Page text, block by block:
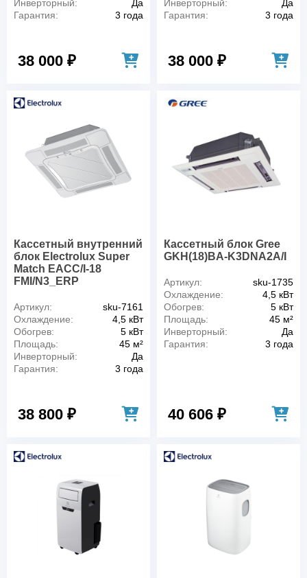
Инверторный:
Да
Гарантия:
3 года
38 000 ₽
Инверторный:
Да
Гарантия:
3 года
38 000 ₽
Кассетный внутренний
блок Electrolux Super
Match EACC/I-18
FMI/N3_ERP
Артикул:
sku-7161
Охлаждение:
4,5 кВт
Обогрев:
5 кВт
Площадь:
45 м²
Инверторный:
Да
Гарантия:
3 года
38 800 ₽
Кассетный блок Gree
GKH(18)BA-K3DNA2A/I
Артикул:
sku-1735
Охлаждение:
4,5 кВт
Обогрев:
5 кВт
Площадь:
45 м²
Инверторный:
Да
Гарантия:
3 года
40 606 ₽